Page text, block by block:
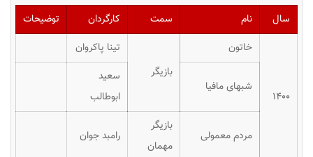
سال نام سمت کارگردان توضیحات
۱۴٠٠
خاتون
بازیگر
تینا پاکروان
شبهای مافیا
سعید
ابوطالب
مردم معمولی
بازیگر
مهمان
رامبد جوان